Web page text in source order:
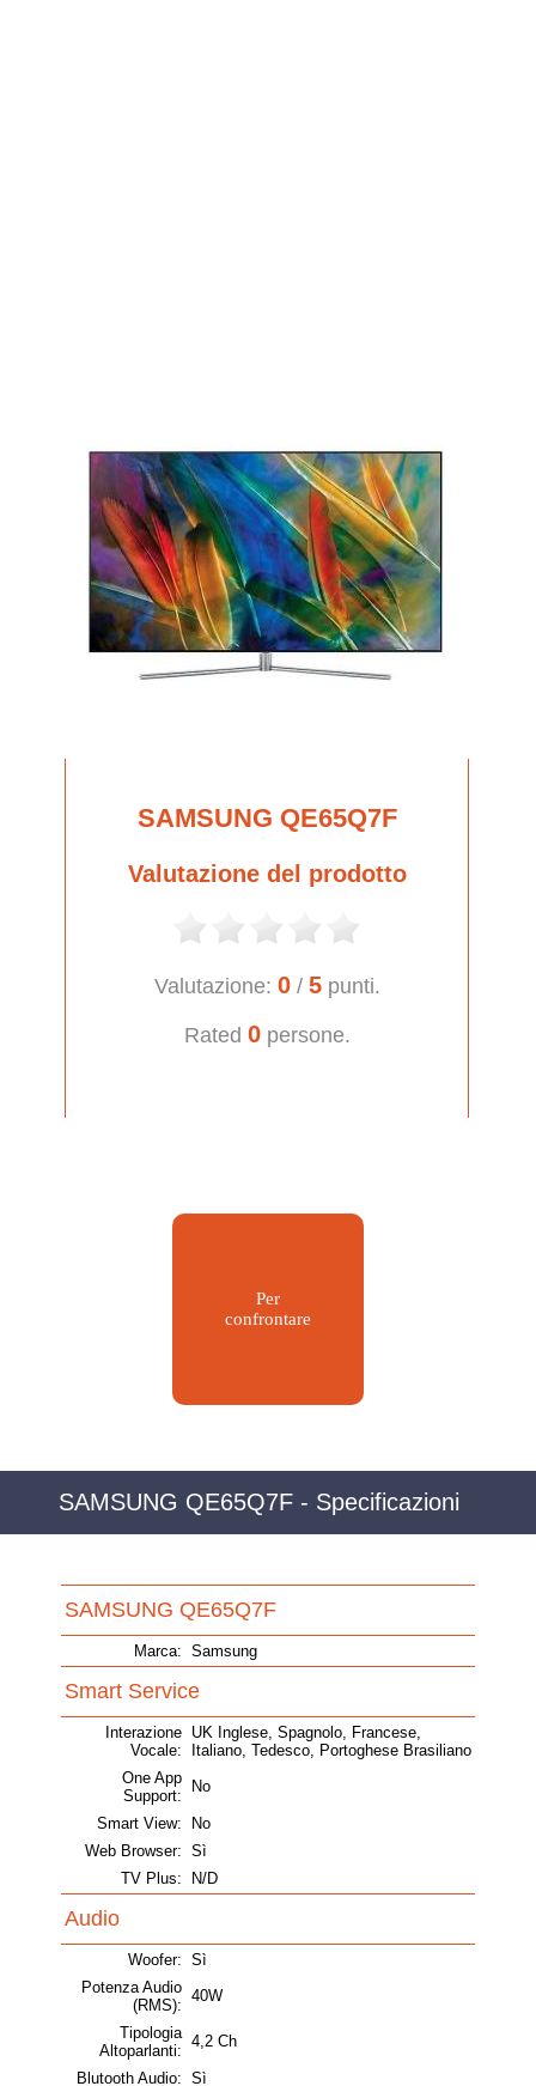
SAMSUNG QE65Q7F
Valutazione del prodotto
Valutazione: 0/ 5punti.
Rated 0persone.
Per
confrontare
SAMSUNG QE65Q7F - Specificazioni
SAMSUNG QE65Q7F
Marca: Samsung
Smart Service
Interazione
Vocale:
UK Inglese, Spagnolo, Francese,
Italiano, Tedesco, Portoghese Brasiliano
One App
Support:
No
Smart View:
No
Web Browser: Sì
TV Plus:
N/D
Audio
Woofer: Sì
Potenza Audio
(RMS):
40W
Tipologia
Altoparlanti:
4,2 Ch
Blutooth Audio: Sì